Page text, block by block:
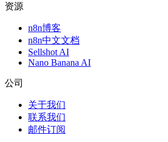
资源
n8n博客
n8n中文文档
Sellshot AI
Nano Banana AI
公司
关于我们
联系我们
邮件订阅